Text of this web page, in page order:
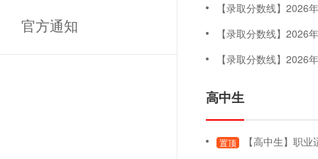
官方通知
【录取分数线】2026
【录取分数线】2026
【录取分数线】2026
高中生
置顶 【高中生】职业适应性